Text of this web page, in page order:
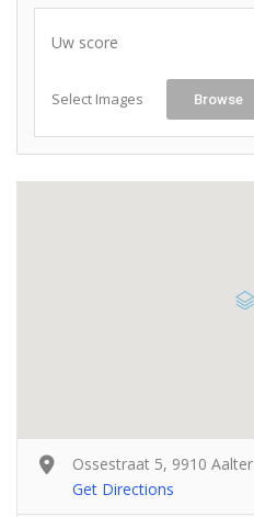
Uw score
Select Images Browse
Ossestraat 5, 9910 Aalter
Get Directions